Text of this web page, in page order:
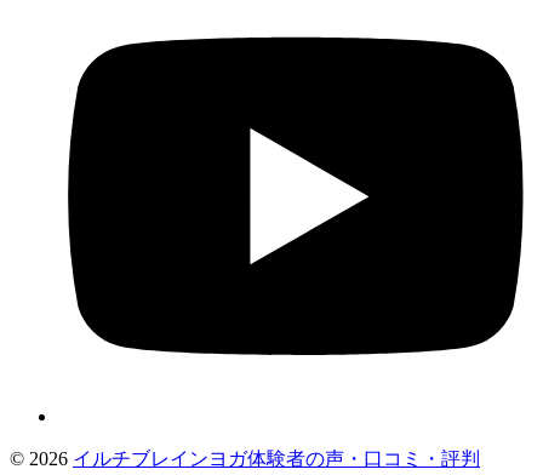
© 2026 イルチブレインヨガ体験者の声・口コミ・評判